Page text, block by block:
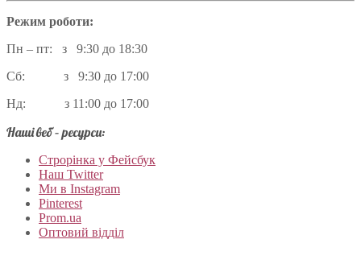
Режим роботи:
Пн – пт: з 9:30 до 18:30
Сб: з 9:30 до 17:00
Нд: з 11:00 до 17:00
Наші веб – ресурси:
Строрінка у Фейсбук
Наш Twitter
Ми в Instagram
Pinterest
Prom.ua
Оптовий відділ